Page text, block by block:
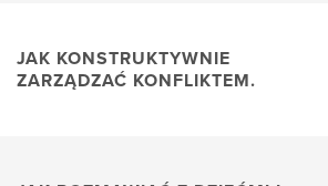
JAK KONSTRUKTYWNIE
ZARZĄDZAĆ KONFLIKTEM.